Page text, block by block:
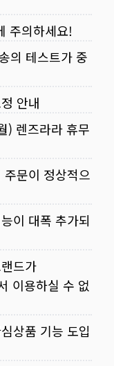
주의하세요!
의 테스트가 중
안내
) 렌즈라라 휴무
문이 정상적으
이 대폭 추가되
드가
이용하실 수 없
상품 기능 도입